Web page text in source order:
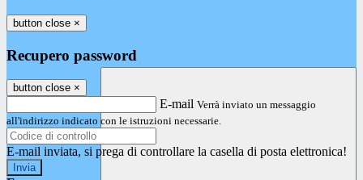
button close ×
Recupero password
button close ×
E-mail Verrà inviato un messaggio
all'indirizzo indicato con le istruzioni necessarie.
E-mail inviata, si prega di controllare la casella di posta elettronica!